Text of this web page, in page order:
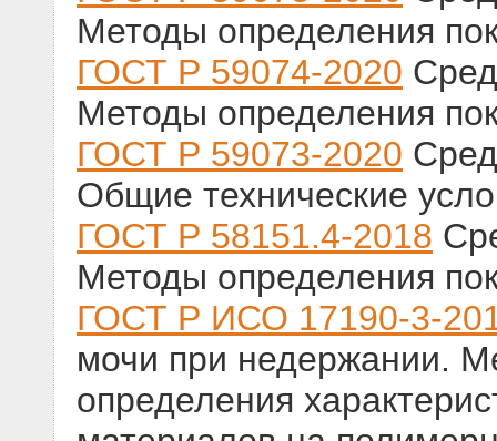
Методы определения
ГОСТ Р 59074-2020
Методы определения
ГОСТ Р 59073-2020
Общие технические
ГОСТ Р 58151.4-2018
Методы определения
ГОСТ Р ИСО 17190-3-
мочи при недержании.
определения